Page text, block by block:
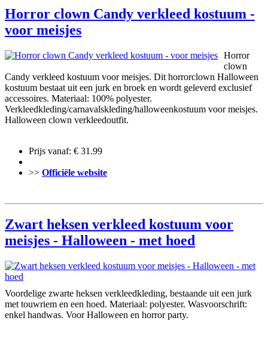
Horror clown Candy verkleed kostuum -
voor meisjes
Horror
clown
Candy verkleed kostuum voor meisjes. Dit horrorclown Halloween
kostuum bestaat uit een jurk en broek en wordt geleverd exclusief
accessoires. Materiaal: 100% polyester.
Verkleedkleding/carnavalskleding/halloweenkostuum voor meisjes.
Halloween clown verkleedoutfit.
Prijs vanaf: € 31.99
>> Officiële website
Zwart heksen verkleed kostuum voor
meisjes - Halloween - met hoed
Voordelige zwarte heksen verkleedkleding, bestaande uit een jurk
met touwriem en een hoed. Materiaal: polyester. Wasvoorschrift:
enkel handwas. Voor Halloween en horror party.